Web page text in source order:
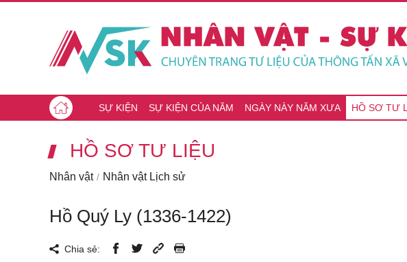
SỰ KIỆN SỰ KIỆN CỦA NĂM NGÀY NÀY NĂM XƯA HỒ SƠ TƯ
HỒ SƠ TƯ LIỆU
Nhân vật Nhân vật Lịch sử
Hồ Quý Ly (1336-1422)
Chia sẻ: